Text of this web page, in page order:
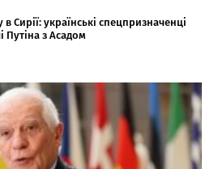
в Сирії: українські спецпризначенці
Путіна з Асадом